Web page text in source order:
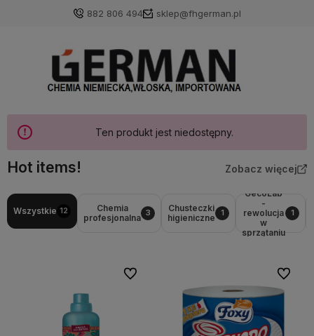
882 806 494 sklep@fhgerman.pl
Ten produkt jest niedostępny.
Hot items! Zobacz więcej
Wszystkie 12
Chemia
profesjonalna 3
Chusteczki
higieniczne
1
GecoLab
-
rewolucja
w
sprzątaniu
1
Do ulubionych Do